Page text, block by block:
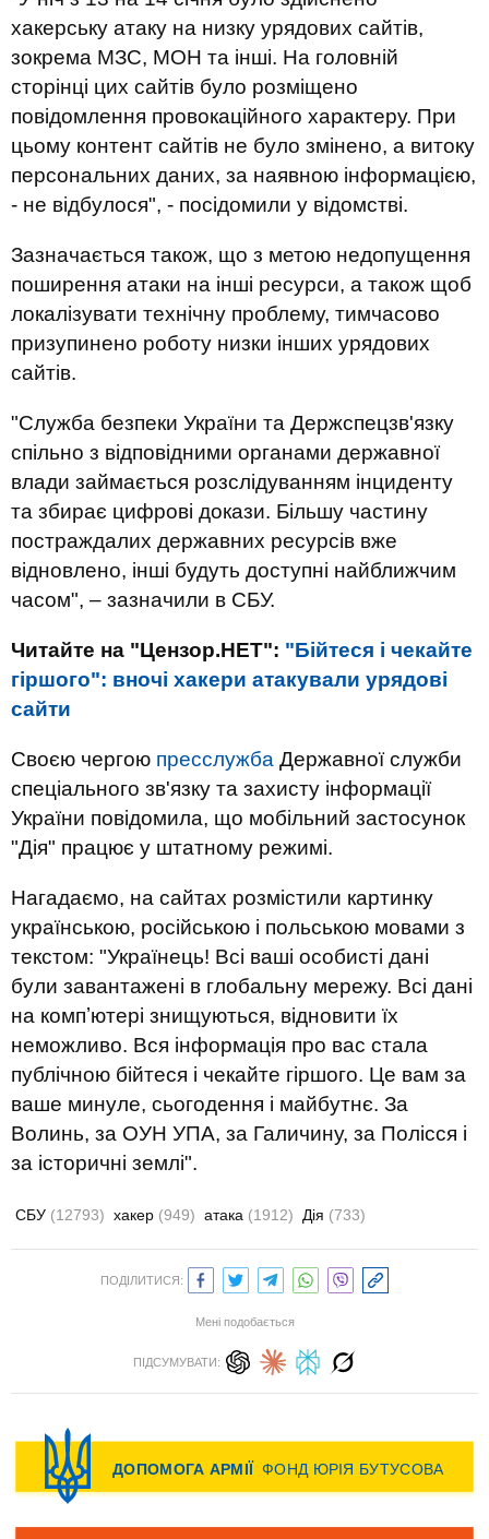
хакерську атаку на низку урядових сайтів,
зокрема МЗС, МОН та інші. На головній
сторінці цих сайтів було розміщено
повідомлення провокаційного характеру. При
цьому контент сайтів не було змінено, а витоку
персональних даних, за наявною інформацією,
- не відбулося", - посідомили у відомстві.
Зазначається також, що з метою недопущення
поширення атаки на інші ресурси, а також щоб
локалізувати технічну проблему, тимчасово
призупинено роботу низки інших урядових
сайтів.
"Служба безпеки України та Держспецзв'язку
спільно з відповідними органами державної
влади займається розслідуванням інциденту
та збирає цифрові докази. Більшу частину
постраждалих державних ресурсів вже
відновлено, інші будуть доступні найближчим
часом", – зазначили в СБУ.
Читайте на "Цензор.НЕТ": "Бійтеся і чекайте
гіршого": вночі хакери атакували урядові
сайти
Своєю чергою пресслужба Державної служби
спеціального зв'язку та захисту інформації
України повідомила, що мобільний застосунок
"Дія" працює у штатному режимі.
Нагадаємо, на сайтах розмістили картинку
українською, російською і польською мовами з
текстом: "Українець! Всі ваші особисті дані
були завантажені в глобальну мережу. Всі дані
на компʼютері знищуються, відновити їх
неможливо. Вся інформація про вас стала
публічною бійтеся і чекайте гіршого. Це вам за
ваше минуле, сьогодення і майбутнє. За
Волинь, за ОУН УПА, за Галичину, за Полісся і
за історичні землі".
СБУ (12793) хакер (949) атака (1912) Дія (733)
ПОДІЛИТИСЯ:
Мені подобається
ПІДСУМУВАТИ: